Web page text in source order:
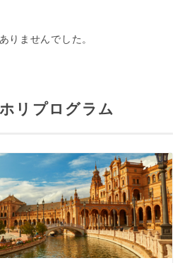
りませんでした。
リプログラム